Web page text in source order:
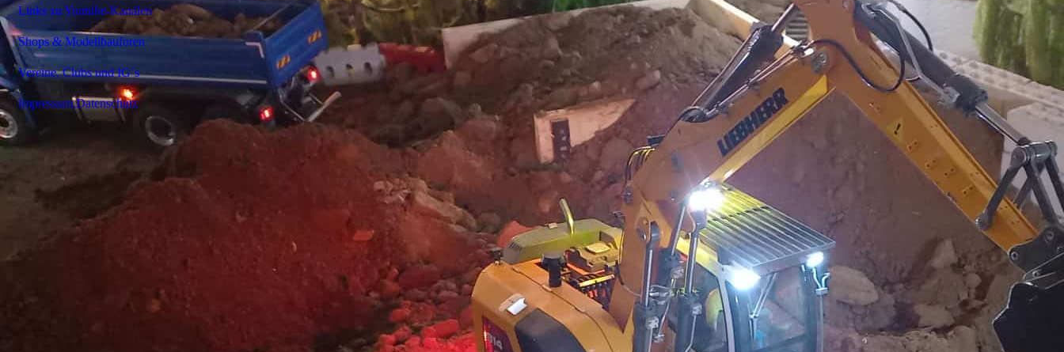
Links zu Youtube-Kanälen
Shops & Modellbauforen
Vereine, Clubs und IG´s
Impressum,Datenschutz